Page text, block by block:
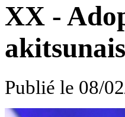
XX -
Publié le 08/